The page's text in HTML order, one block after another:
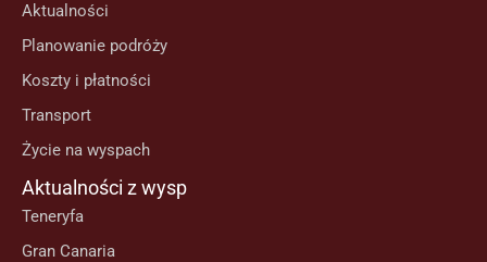
Aktualności
Planowanie podróży
Koszty i płatności
Transport
Życie na wyspach
Aktualności z wysp
Teneryfa
Gran Canaria